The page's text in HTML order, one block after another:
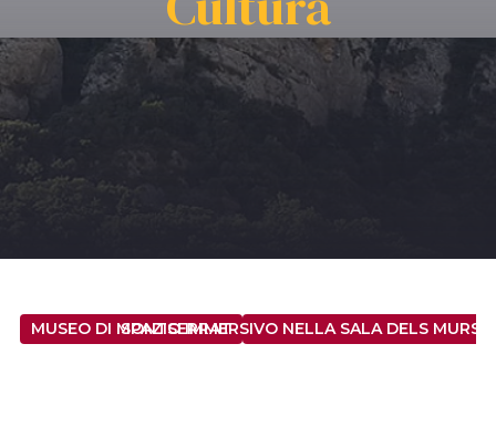
MUSEO DI MONTSERRAT
SPAZIO IMMERSIVO NELLA SALA DELS MURS